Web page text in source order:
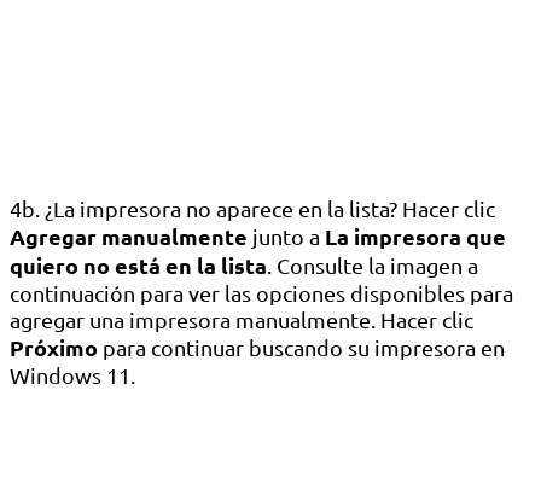
4b. ¿La impresora no aparece en la lista? Hacer clic
Agregar manualmente junto a La impresora que
quiero no está en la lista . Consulte la imagen a
continuación para ver las opciones disponibles para
agregar una impresora manualmente. Hacer clic
Próximo para continuar buscando su impresora en
Windows 11.